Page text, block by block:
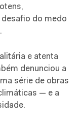
do medo
e atenta
denunciou a
série de obras
— e a